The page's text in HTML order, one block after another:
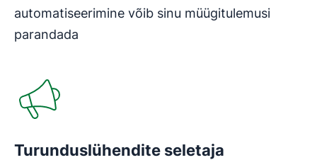
automatiseerimine võib sinu müügitulemusi
parandada
Turunduslühendite seletaja